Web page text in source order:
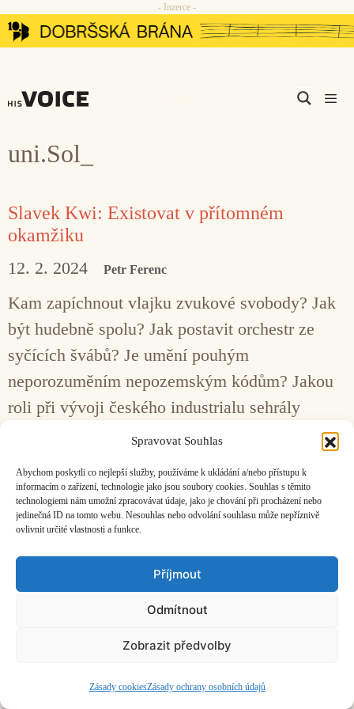
Spravovat Souhlas
Abychom poskytli co nejlepší služby, používáme k ukládání a/nebo přístupu k
informacím o zařízení, technologie jako jsou soubory cookies. Souhlas s těmito
technologiemi nám umožní zpracovávat údaje, jako je chování při procházení nebo
jedinečná ID na tomto webu. Nesouhlas nebo odvolání souhlasu může nepříznivě
ovlivnit určité vlastnosti a funkce.
Příjmout
Odmítnout
Zobrazit předvolby
Zásady cookiesZásady ochrany osobních údajů
Přeskočit
na
- Inzerce -
uni.Sol_
Slavek Kwi: Existovat v přítomném
okamžiku
12. 2. 2024 Petr Ferenc
Kam zapíchnout vlajku zvukové svobody? Jak
být hudebně spolu? Jak postavit orchestr ze
syčících švábů? Je umění pouhým
neporozuměním nepozemským kódům? Jakou
roli při vývoji českého industrialu sehrály
rotačky Rudého práva?
Facebook
Bandcamp
Mail
založeno 2001 | Kontaktujte nás: